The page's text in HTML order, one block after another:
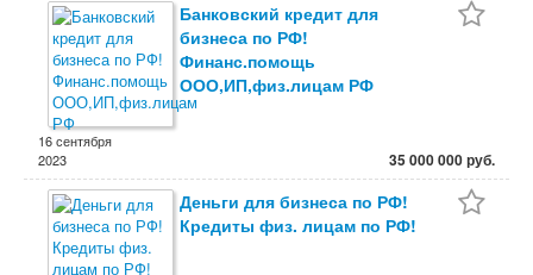
Банковский кредит для
бизнеса по РФ!
Финанс.помощь
ООО,ИП,физ.лицам РФ
16 сентября
2023
35 000 000 руб.
Деньги для бизнеса по РФ!
Кредиты физ. лицам по РФ!